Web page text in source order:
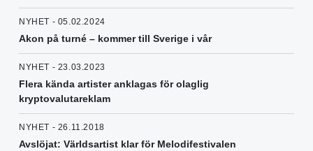
NYHET - 05.02.2024
Akon på turné – kommer till Sverige i vår
NYHET - 23.03.2023
Flera kända artister anklagas för olaglig
kryptovalutareklam
NYHET - 26.11.2018
Avslöjat: Världsartist klar för Melodifestivalen